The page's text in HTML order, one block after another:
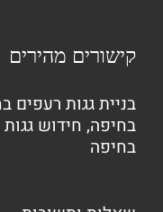
קישורים מהירים
בניית גגות רעפים
בחיפה, חידוש
בחיפה